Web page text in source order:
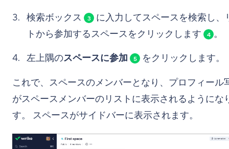
検索ボックス 3
に入力してスペースを検索し、
トから参加するスペースをクリックします
4 。
左上隅のスペースに参加 5
をクリックします。
これで、スペースのメンバーとなり、プロフィール
がスペースメンバーのリストに表示されるようにな
す。 スペースがサイドバーに表示されます。